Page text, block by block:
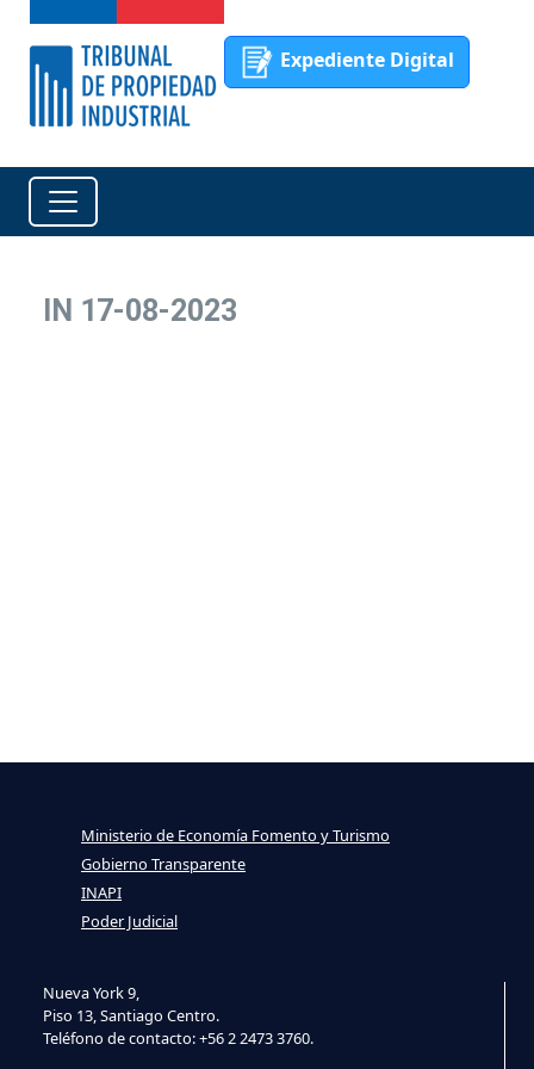
Expediente Digital
IN 17-08-2023
Nueva York 9,
Piso 13, Santiago Centro.
Teléfono de contacto: +56 2 2473 3760.
Ministerio de Economía Fomento y Turismo
Gobierno Transparente
INAPI
Poder Judicial